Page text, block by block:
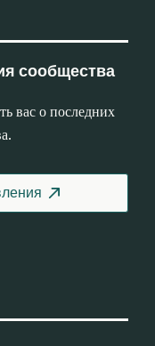
сообщества
вас о последних